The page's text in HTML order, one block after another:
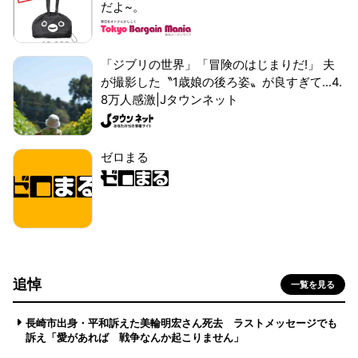
だよ~。
「ジブリの世界」「冒険のはじまりだ!」 夫
が撮影した〝1歳娘の後ろ姿〟が良すぎて...4.
8万人感激|Jタウンネット
ゼロまる
追悼 一覧を見る
長崎市出身・平和訴えた美輪明宏さん死去 ラストメッセージでも
訴え「愛があれば 戦争なんか起こりません」